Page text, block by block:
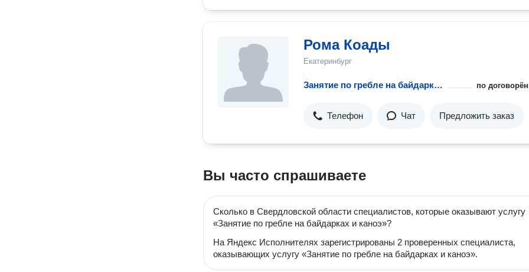
Рома Коады
Екатеринбург
Занятие по гребле на байдарках и каноэ по
Телефон Чат Предложить заказ
Вы часто спрашиваете
Сколько в Свердловской области специалистов, которые оказывают услугу
«Занятие по гребле на байдарках и каноэ»?
На Яндекс Исполнителях зарегистрированы 2 проверенных специалиста,
оказывающих услугу «Занятие по гребле на байдарках и каноэ».